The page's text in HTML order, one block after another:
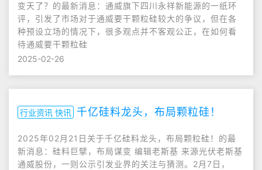
变天了？的最新消息：通威旗下四川永祥新能源的一纸环
评，引发了市场对于通威要干颗粒硅较大的争议，但在各
种预设立场的情况下，很多观点并不客观公正，在如何看
待通威要干颗粒硅
2025-02-26
行业资讯 快讯 千亿硅料龙头，布局颗粒硅！
2025年02月21日关于千亿硅料龙头，布局颗粒硅！的最
新消息：硅料巨擘，布局谋变 编辑老斯基 来源光伏老斯基
通威股份，一则公示引发业界的关注与猜测。2月7日，